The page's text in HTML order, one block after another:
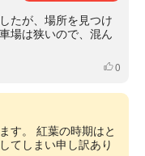
たが、場所を見つけ
場は狭いので、混ん
いいね
0
す。 紅葉の時期はと
てしまい申し訳あり